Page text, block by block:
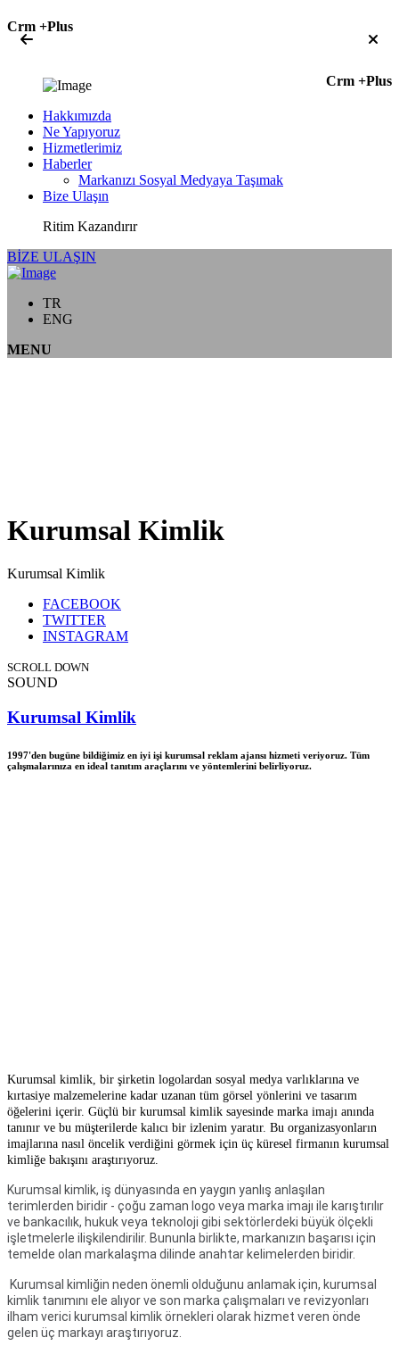
Crm +Plus
Crm +Plus
Hakkımızda
Ne Yapıyoruz
Hizmetlerimiz
Haberler
Markanızı Sosyal Medyaya Taşımak
Bize Ulaşın
Ritim Kazandırır
BİZE ULAŞIN
TR
ENG
MENU
Kurumsal Kimlik
Kurumsal Kimlik
FACEBOOK
TWITTER
INSTAGRAM
SCROLL DOWN
SOUND
Kurumsal Kimlik
1997'den bugüne bildiğimiz en iyi işi kurumsal reklam ajansı hizmeti veriyoruz. Tüm
çalışmalarınıza en ideal tanıtım araçlarını ve yöntemlerini belirliyoruz.
Kurumsal kimlik, bir şirketin logolardan sosyal medya varlıklarına ve
kırtasiye malzemelerine kadar uzanan tüm görsel yönlerini ve tasarım
öğelerini içerir. Güçlü bir kurumsal kimlik sayesinde marka imajı anında
tanınır ve bu müşterilerde kalıcı bir izlenim yaratır. Bu organizasyonların
imajlarına nasıl öncelik verdiğini görmek için üç küresel firmanın kurumsal
kimliğe bakışını araştırıyoruz.
Kurumsal kimlik, iş dünyasında en yaygın yanlış anlaşılan
terimlerden biridir - çoğu zaman logo veya marka imajı ile karıştırılır
ve bankacılık, hukuk veya teknoloji gibi sektörlerdeki büyük ölçekli
işletmelerle ilişkilendirilir. Bununla birlikte, markanızın başarısı için
temelde olan markalaşma dilinde anahtar kelimelerden biridir.
Kurumsal kimliğin neden önemli olduğunu anlamak için, kurumsal
kimlik tanımını ele alıyor ve son marka çalışmaları ve revizyonları
ilham verici kurumsal kimlik örnekleri olarak hizmet veren önde
gelen üç markayı araştırıyoruz.